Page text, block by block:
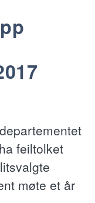
feiltolket
møte et år